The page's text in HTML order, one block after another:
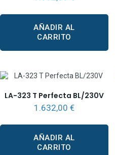
AÑADIR AL
CARRITO
LA-323 T Perfecta BL/230V
1.632,00 €
AÑADIR AL
CARRITO